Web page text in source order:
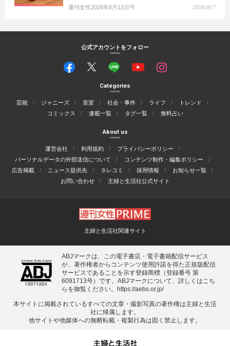
週刊女性2026年8月11日号 2026/8/7
公式アカウントをフォロー
Categories
芸能 ジャニーズ 皇室 社会・事件 ライフ
トレンド
コミックス
連載一覧 タグ一覧 無料占い
About us
運営会社 利用規約
プライバシーポリシー
パーソナルデータの外部送信について
コンテンツ制作・編集ポリシー
広告掲載
ニュース提供先 タレコミ 採用情報
お知らせ一覧
お問い合わせ
主婦と生活社公式サイト
主婦と生活社関連サイト
ABJマークは、この電子書店・電子書籍配信サービス
が、著作権者からコンテンツ使用許諾を得た正規版配信
サービスであることを示す登録商標（登録番号 第
6091713号）です。ABJマークについて、詳しくはこち
らを御覧ください。
https://aebs.or.jp/
本サイトに掲載されているすべての⽂章・撮影写真の著作権は主婦と⽣活
社に帰属します。
他サイトや他媒体への無断転載・複製⾏為は固く禁⽌します。